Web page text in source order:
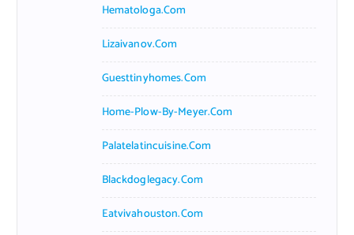
Hematologa.com
Lizaivanov.com
Guesttinyhomes.com
Home-Plow-By-Meyer.com
Palatelatincuisine.com
Blackdoglegacy.com
Eatvivahouston.com